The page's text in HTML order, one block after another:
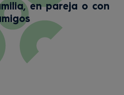
en pareja o con